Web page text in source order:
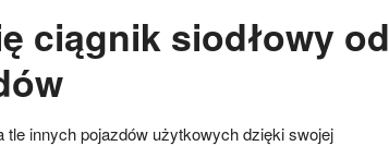
ciągnik siodłowy od
tle innych pojazdów użytkowych dzięki swojej